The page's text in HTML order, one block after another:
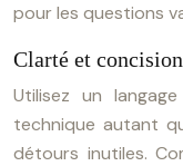
pour les questions
Clarté et
Utilisez un
technique autant
détours inutiles.